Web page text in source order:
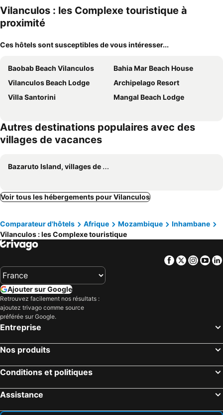
Vilanculos : les Complexe touristique à
proximité
Ces hôtels sont susceptibles de vous intéresser...
Baobab Beach Vilanculos
Bahia Mar Beach House
Vilanculos Beach Lodge
Archipelago Resort
Villa Santorini
Mangal Beach Lodge
Autres destinations populaires avec des
villages de vacances
Bazaruto Island, villages de vacances
Voir tous les hébergements pour Vilanculos
Comparateur d'hôtels Afrique Mozambique
Inhambane
Vilanculos : les Complexe touristique
Facebook
Twitter
Ajouter sur Google
Retrouvez facilement nos résultats :
ajoutez trivago comme source
préférée sur Google.
Entreprise
Nos produits
Conditions et politiques
Assistance